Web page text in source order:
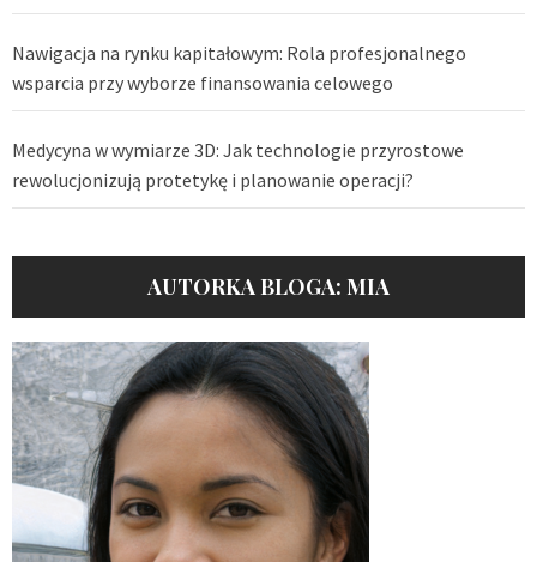
Nawigacja na rynku kapitałowym: Rola profesjonalnego
wsparcia przy wyborze finansowania celowego
Medycyna w wymiarze 3D: Jak technologie przyrostowe
rewolucjonizują protetykę i planowanie operacji?
AUTORKA BLOGA: MIA